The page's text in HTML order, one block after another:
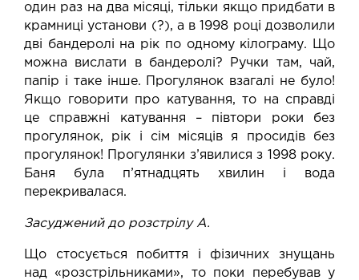
один раз на два місяці, тільки якщо придбати в
крамниці установи (?), а в 1998 році дозволили
дві бандеролі на рік по одному кілограму. Що
можна вислати в бандеролі? Ручки там, чай,
папір і таке інше. Прогулянок взагалі не було!
Якщо говорити про катування, то на справді
це справжні катування – півтори роки без
прогулянок, рік і сім місяців я просидів без
прогулянок! Прогулянки з’явилися з 1998 року.
Баня була п’ятнадцять хвилин і вода
перекривалася.
Засуджений до розстрілу А.
Що стосується побиття і фізичних знущань
над «розстрільниками», то поки перебував у